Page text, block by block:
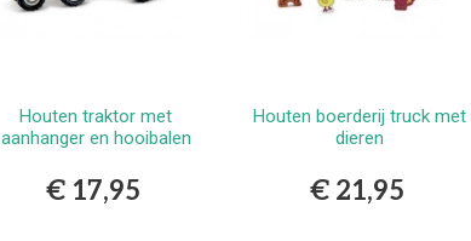
Bestellen
Houten traktor met
aanhanger en hooibalen
€ 17,95
Bestellen
Houten boerderij truck met
dieren
€ 21,95